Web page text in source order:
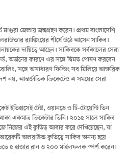
মাগুরা জেলায় জন্মগ্রহণ করেন। প্রথম বাংলাদেশি
র‍্যাঙ্কিংয়ের শীর্ষে উঠে আসেন সাকিব।
দায়িত্বে আছেন। সাকিবকে সর্বকালের সেরা
অর্জনের কারণে এর সঙ্গে দ্বিমত পোষণ করবেন
বোলিং, সঙ্গে অসাধারণ ফিল্ডিং সব মিলিয়ে আক্ষরিক
নয়, আন্তর্জাতিক ক্রিকেটেও এ সময়ের সেরা
ইতিহাসেই টেস্ট, ওয়ানডে ও টি-টোয়েন্টি তিন
একমাত্র ক্রিকেটার তিনি। ২০১৫ সালে সাকিব
নিজের এই কৃতিত্ব আবার করে দেখিয়েছেন, যা
অলরাউন্ড কৃতিত্বে সাকিব অনন্য হয়ে
৫ হাজার রান ও ২০০ মাইলফলক স্পর্শ করেন।